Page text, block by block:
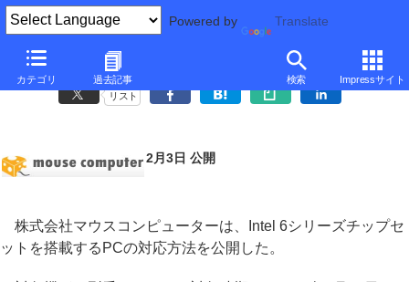
Powered by Translate
カテゴリ 過去記事 検索 Impressサイト
マウス、Intel 6チップセット搭載PCの対応を公開
リスト
2月3日 公開
株式会社マウスコンピューターは、Intel 6シリーズチップセ
ットを搭載するPCの対応方法を公開した。